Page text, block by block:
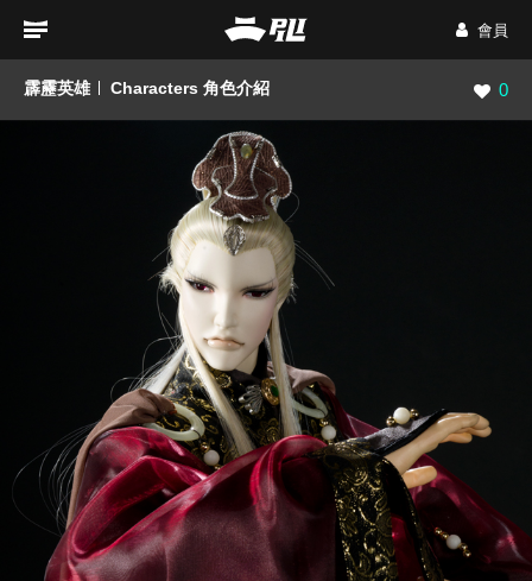
會員
霹靂英雄 Characters 角色介紹 瀏覽
0